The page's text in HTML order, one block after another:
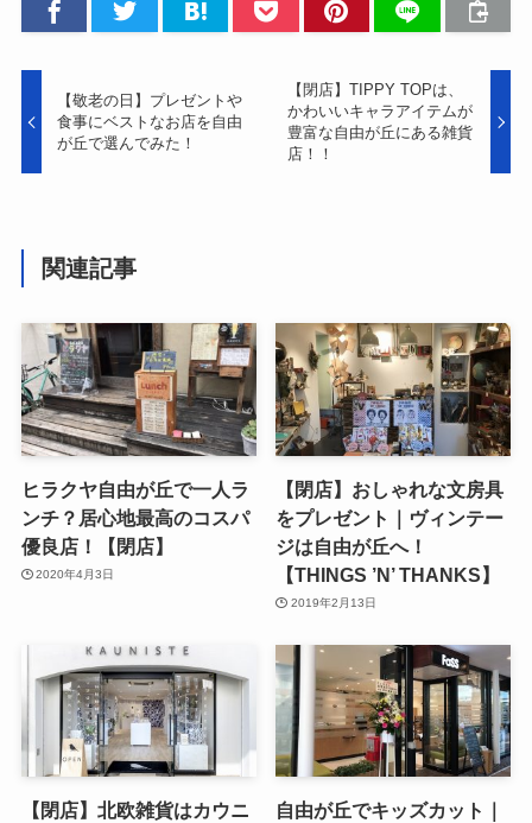
【敬老の日】プレゼントや
食事にベストなお店を自由
が丘で選んでみた！
【閉店】TIPPY TOPは、
かわいいキャラアイテムが
豊富な自由が丘にある雑貨
店！！
関連記事
ヒラクヤ自由が丘で一人ラ
ンチ？居心地最高のコスパ
優良店！【閉店】
2020年4月3日
【閉店】おしゃれな文房具
をプレゼント｜ヴィンテー
ジは自由が丘へ！
【THINGS ’N’ THANKS】
2019年2月13日
【閉店】北欧雑貨はカウニ
自由が丘でキッズカット｜